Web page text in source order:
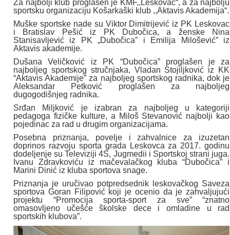
Za najbolji klub proglašen je KMF,,Leskovac“, a za najbolju
sportsku organizaciju Košarkaški klub ,,Aktavis Akademija“.
Muške sportske nade su Viktor Dimitrijević iz PK Leskovac
i Bratislav Pešić iz PK Dubočica, a ženske Nina
Stanisavljević iz PK „Dubočica” i Emilija Milošević” iz
Aktavis akademije.
Dušana Veličković iz PK “Dubočica” proglašen je za
najboljeg sportskog stručnjaka, Vladan Stojiljković iz KK
“Aktavis Akademije” za najboljeg sportskog radnika, dok je
Aleksandar Petković proglašen za najboljeg
dugogodišnjeg radnika.
Srđan Miljković je izabran za najboljeg u kategoriji
pedagoga fizičke kulture, a Miloš Stevanović najbolji kao
pojedinac za rad u drugim organizacijama.
Posebna priznanja, povelje i zahvalnice za izuzetan
doprinos razvoju sporta grada Leskovca za 2017. godinu
dodeljenje su Televiziji 4S, Jugmedii i Sportskoj strani juga.
Ivanu Zdravkoviću iz mačevalačkog kluba “Dubočica” i
Marini Dinić iz kluba sportova snage.
Priznanja je uručivao potpredsednik leskovačkog Saveza
sportova Goran Filipović koji je ocenio da je zahvaljujući
projektu “Promocija sporta-sport za sve” “znatno
omasovljeno učešće školske dece i omladine u rad
sportskih klubova”.